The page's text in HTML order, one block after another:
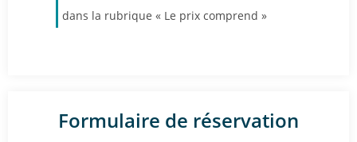
dans la rubrique « Le prix comprend »
Formulaire de réservation